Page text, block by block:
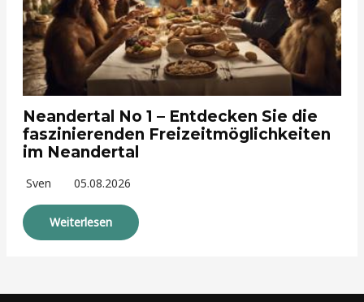
Neandertal No 1 – Entdecken Sie die
faszinierenden Freizeitmöglichkeiten
im Neandertal
Sven 05.08.2026
Weiterlesen